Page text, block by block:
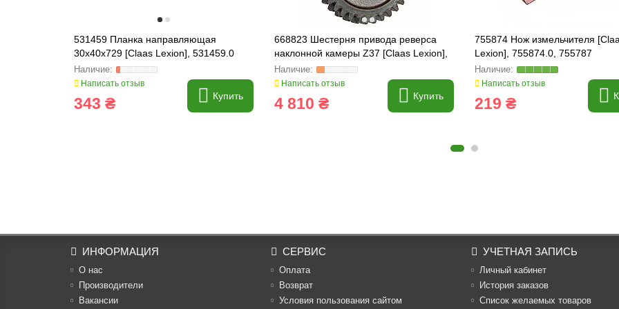
531459 Планка направляющая
30x40x729 [Claas Lexion], 531459.0
Написать отзыв
343 ₴ Купить
668823 Шестерня привода реверса
наклонной камеры Z37 [Claas Lexion],
668823.0
Написать отзыв
4 810 ₴ Купить
755874 Нож измельчителя
Lexion], 755874.0, 755787
Написать отзыв
219 ₴
ИНФОРМАЦИЯ
О нас
Производители
Вакансии
СЕРВИС
Оплата
Возврат
Условия пользования сайтом
УЧЕТНАЯ ЗАПИСЬ
Личный кабинет
История заказов
Список желаемых товаров